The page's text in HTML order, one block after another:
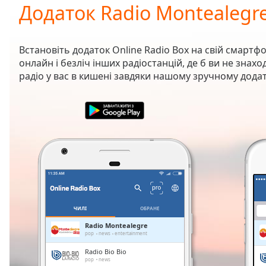
Current
Time0:00
Duration
Loaded:
0.00%
Remaining
Додаток Radio
Встановіть додаток Online Radio Box на свій
онлайн і безліч інших радіостанцій, де б ви не
радіо у вас в кишені завдяки нашому зручному
ЧИЛІ ОБРАНЕ
Radio Montealegre
pop news entertainment
Radio Bio Bio
pop news